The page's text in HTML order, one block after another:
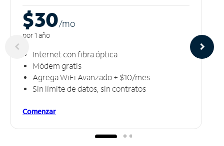
$30/mo
por 1 año
Internet con fibra óptica
Módem gratis
Agrega WiFi Avanzado + $10/mes
Sin límite de datos, sin contratos
Comenzar